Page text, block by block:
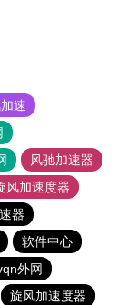
速
风驰加速器
风加速度器
器
软件中心
外网
旋风加速度器